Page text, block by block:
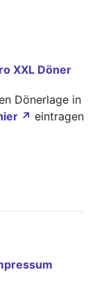
XXL Döner
Dönerlage in
↗ eintragen